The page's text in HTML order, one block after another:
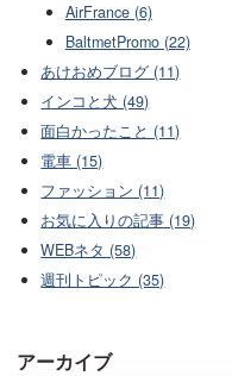
AirFrance (6)
BaltmetPromo (22)
あけおめブログ (11)
インコと犬 (49)
面白かったこと (11)
電車 (15)
ファッション (11)
お気に入りの記事 (19)
WEBネタ (58)
週刊トピック (35)
アーカイブ